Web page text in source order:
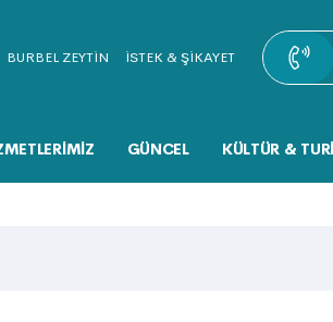
BURBEL ZEYTİN İSTEK & ŞİKAYET
GÜNCEL KÜLTÜR &